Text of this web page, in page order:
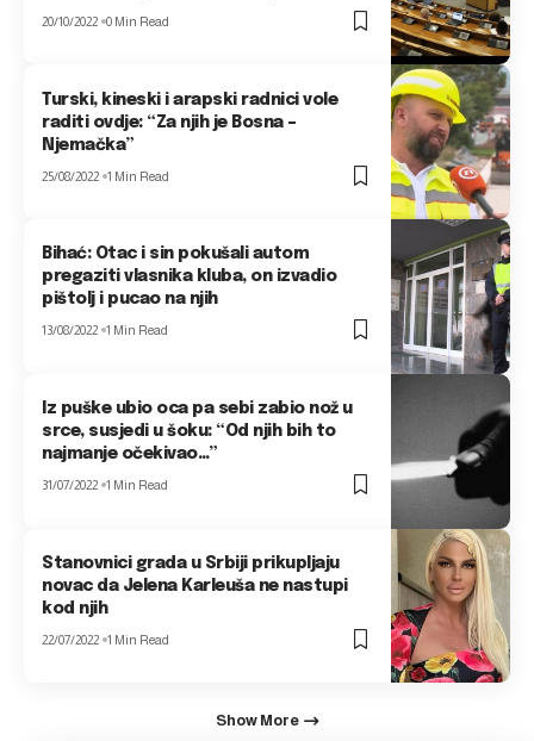
20/10/2022 0 Min Read
Turski, kineski i arapski radnici vole
raditi ovdje: “Za njih je Bosna –
Njemačka”
25/08/2022 1 Min Read
Bihać: Otac i sin pokušali autom
pregaziti vlasnika kluba, on izvadio
pištolj i pucao na njih
13/08/2022 1 Min Read
Iz puške ubio oca pa sebi zabio nož u
srce, susjedi u šoku: “Od njih bih to
najmanje očekivao…”
31/07/2022 1 Min Read
Stanovnici grada u Srbiji prikupljaju
novac da Jelena Karleuša ne nastupi
kod njih
22/07/2022 1 Min Read
Show More